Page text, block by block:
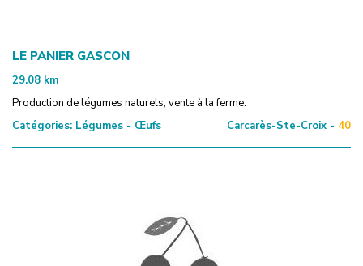
LE PANIER GASCON
29.08 km
Production de légumes naturels, vente à la ferme.
Catégories: Légumes - Œufs Carcarès-Ste-Croix - 40